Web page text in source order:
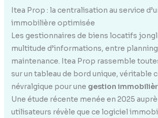
Itea Prop : la centralisation au service
immobilière optimisée
Les gestionnaires de biens locatifs
multitude d’informations, entre
maintenance. Itea Prop rassemble
sur un tableau de bord unique, véritable
névralgique pour une gestion
Une étude récente menée en 2025
utilisateurs révèle que ce logiciel